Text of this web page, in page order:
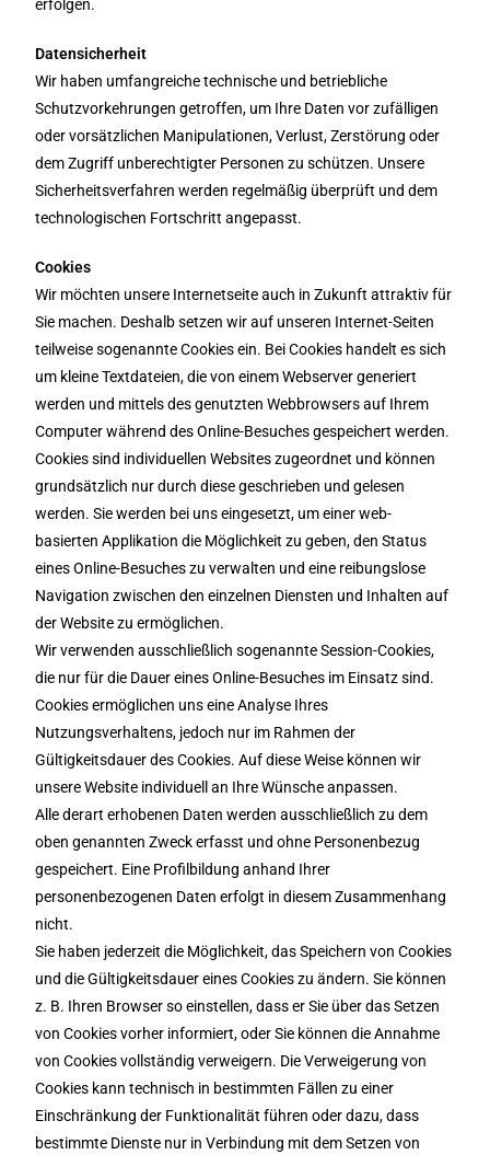
erfolgen.
Datensicherheit
Wir haben umfangreiche technische und betriebliche
Schutzvorkehrungen getroffen, um Ihre Daten vor zufälligen
oder vorsätzlichen Manipulationen, Verlust, Zerstörung oder
dem Zugriff unberechtigter Personen zu schützen. Unsere
Sicherheitsverfahren werden regelmäßig überprüft und dem
technologischen Fortschritt angepasst.
Cookies
Wir möchten unsere Internetseite auch in Zukunft attraktiv für
Sie machen. Deshalb setzen wir auf unseren Internet-Seiten
teilweise sogenannte Cookies ein. Bei Cookies handelt es sich
um kleine Textdateien, die von einem Webserver generiert
werden und mittels des genutzten Webbrowsers auf Ihrem
Computer während des Online-Besuches gespeichert werden.
Cookies sind individuellen Websites zugeordnet und können
grundsätzlich nur durch diese geschrieben und gelesen
werden. Sie werden bei uns eingesetzt, um einer web-
basierten Applikation die Möglichkeit zu geben, den Status
eines Online-Besuches zu verwalten und eine reibungslose
Navigation zwischen den einzelnen Diensten und Inhalten auf
der Website zu ermöglichen.
Wir verwenden ausschließlich sogenannte Session-Cookies,
die nur für die Dauer eines Online-Besuches im Einsatz sind.
Cookies ermöglichen uns eine Analyse Ihres
Nutzungsverhaltens, jedoch nur im Rahmen der
Gültigkeitsdauer des Cookies. Auf diese Weise können wir
unsere Website individuell an Ihre Wünsche anpassen.
Alle derart erhobenen Daten werden ausschließlich zu dem
oben genannten Zweck erfasst und ohne Personenbezug
gespeichert. Eine Profilbildung anhand Ihrer
personenbezogenen Daten erfolgt in diesem Zusammenhang
nicht.
Sie haben jederzeit die Möglichkeit, das Speichern von Cookies
und die Gültigkeitsdauer eines Cookies zu ändern. Sie können
z. B. Ihren Browser so einstellen, dass er Sie über das Setzen
von Cookies vorher informiert, oder Sie können die Annahme
von Cookies vollständig verweigern. Die Verweigerung von
Cookies kann technisch in bestimmten Fällen zu einer
Einschränkung der Funktionalität führen oder dazu, dass
bestimmte Dienste nur in Verbindung mit dem Setzen von